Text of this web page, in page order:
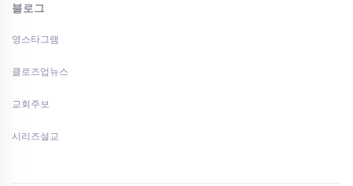
블로그
영스타그램
클로즈업뉴스
교회주보
시리즈설교